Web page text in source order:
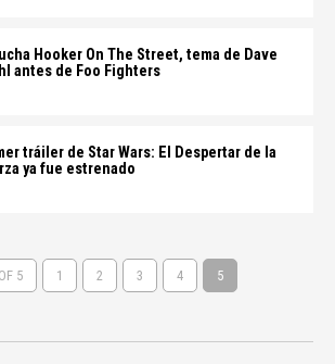
Hooker On The Street, tema de Dave
antes de Foo Fighters
tráiler de Star Wars: El Despertar de la
ya fue estrenado
5 1 2 3 4 5